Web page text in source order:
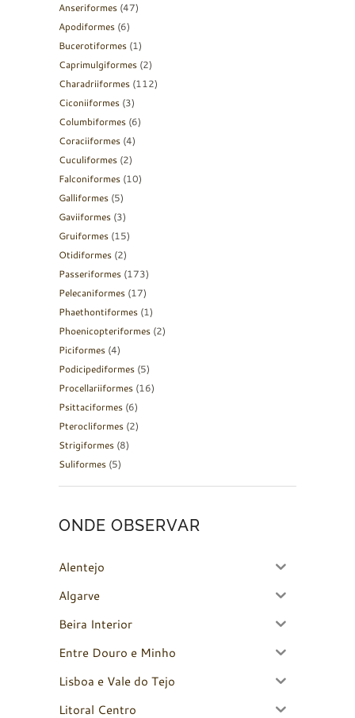
Anseriformes (47)
Apodiformes (6)
Bucerotiformes (1)
Caprimulgiformes (2)
Charadriiformes (112)
Ciconiiformes (3)
Columbiformes (6)
Coraciiformes (4)
Cuculiformes (2)
Falconiformes (10)
Galliformes (5)
Gaviiformes (3)
Gruiformes (15)
Otidiformes (2)
Passeriformes (173)
Pelecaniformes (17)
Phaethontiformes (1)
Phoenicopteriformes (2)
Piciformes (4)
Podicipediformes (5)
Procellariiformes (16)
Psittaciformes (6)
Pterocliformes (2)
Strigiformes (8)
Suliformes (5)
ONDE OBSERVAR
Alentejo
Algarve
Beira Interior
Entre Douro e Minho
Lisboa e Vale do Tejo
Litoral Centro